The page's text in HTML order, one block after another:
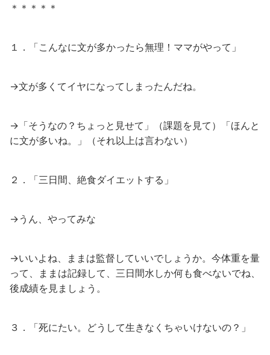
＊＊＊＊＊
１．「こんなに文が多かったら無理！ママがやって」
→文が多くてイヤになってしまったんだね。
→「そうなの？ちょっと見せて」（課題を見て）「ほんと
に文が多いね。」（それ以上は言わない）
２．「三日間、絶食ダイエットする」
→うん、やってみな
→いいよね、ままは監督していいでしょうか。今体重を量
って、ままは記録して、三日間水しか何も食べないでね、
後成績を見ましょう。
３．「死にたい。どうして生きなくちゃいけないの？」